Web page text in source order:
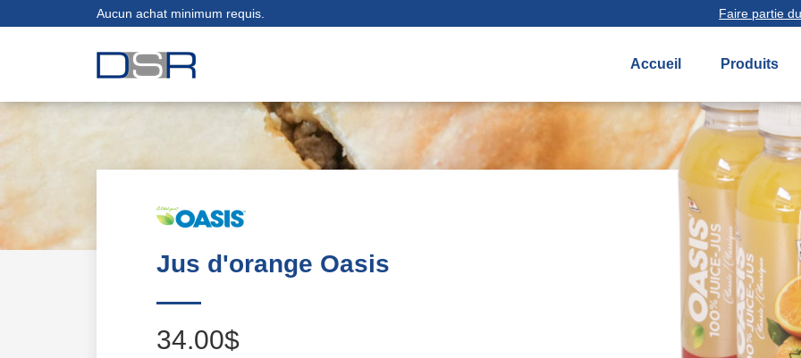
Aucun achat minimum requis. Faire partie
Accueil Produits
Jus d'orange Oasis
34.00$